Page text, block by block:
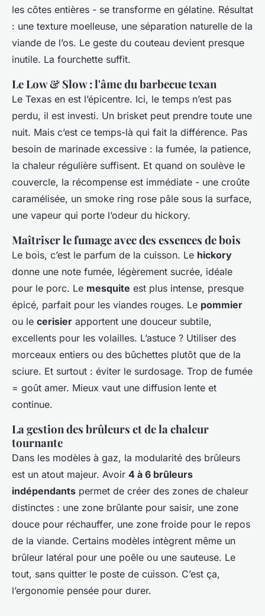
les côtes entières - se transforme en gélatine. Résultat
: une texture moelleuse, une séparation naturelle de la
viande de l’os. Le geste du couteau devient presque
inutile. La fourchette suffit.
Le Low & Slow : l'âme du barbecue texan
Le Texas en est l’épicentre. Ici, le temps n’est pas
perdu, il est investi. Un brisket peut prendre toute une
nuit. Mais c’est ce temps-là qui fait la différence. Pas
besoin de marinade excessive : la fumée, la patience,
la chaleur régulière suffisent. Et quand on soulève le
couvercle, la récompense est immédiate - une croûte
caramélisée, un smoke ring rose pâle sous la surface,
une vapeur qui porte l’odeur du hickory.
Maîtriser le fumage avec des essences de bois
Le bois, c’est le parfum de la cuisson. Le hickory
donne une note fumée, légèrement sucrée, idéale
pour le porc. Le mesquite est plus intense, presque
épicé, parfait pour les viandes rouges. Le pommier
ou le cerisier apportent une douceur subtile,
excellents pour les volailles. L’astuce ? Utiliser des
morceaux entiers ou des bûchettes plutôt que de la
sciure. Et surtout : éviter le surdosage. Trop de fumée
= goût amer. Mieux vaut une diffusion lente et
continue.
La gestion des brûleurs et de la chaleur
tournante
Dans les modèles à gaz, la modularité des brûleurs
est un atout majeur. Avoir 4 à 6 brûleurs
indépendants permet de créer des zones de chaleur
distinctes : une zone brûlante pour saisir, une zone
douce pour réchauffer, une zone froide pour le repos
de la viande. Certains modèles intègrent même un
brûleur latéral pour une poêle ou une sauteuse. Le
tout, sans quitter le poste de cuisson. C’est ça,
l’ergonomie pensée pour durer.